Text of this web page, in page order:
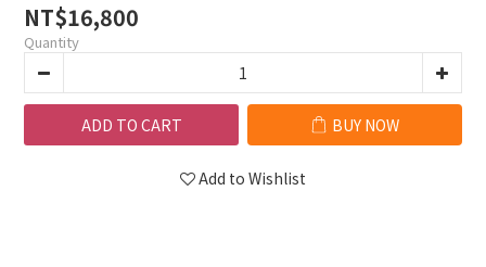
NT$16,800
Quantity
ADD TO CART BUY NOW
Add to Wishlist